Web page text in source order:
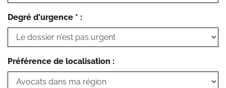
Degré d'urgence * :
Préférence de localisation :